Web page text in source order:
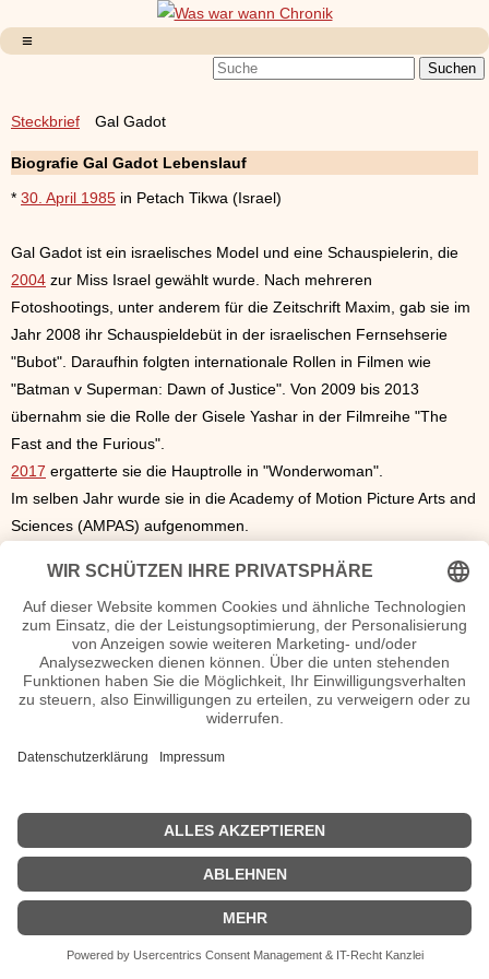
Steckbrief Gal Gadot
Biografie Gal Gadot Lebenslauf
* 30. April 1985 in Petach Tikwa (Israel)
Gal Gadot ist ein israelisches Model und eine Schauspielerin, die
2004 zur Miss Israel gewählt wurde. Nach mehreren
Fotoshootings, unter anderem für die Zeitschrift Maxim, gab sie im
Jahr 2008 ihr Schauspieldebüt in der israelischen Fernsehserie
"Bubot". Daraufhin folgten internationale Rollen in Filmen wie
"Batman v Superman: Dawn of Justice". Von 2009 bis 2013
übernahm sie die Rolle der Gisele Yashar in der Filmreihe "The
Fast and the Furious".
2017 ergatterte sie die Hauptrolle in "Wonderwoman".
Im selben Jahr wurde sie in die Academy of Motion Picture Arts and
Sciences (AMPAS) aufgenommen.
als Produzentin mit.
2008 hat sie den israelischen Geschäftsmann Yaron Versano
geheiratet. Die beiden haben zwei Töchter.
Gal Gadot Wiki, Herkunft, Geburtstag, verheiratet, Kinder etc.
| Biografie kurz |Personen|Impressum